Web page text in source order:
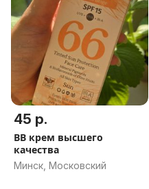
45 р.
BB крем высшего
качества
Минск, Московский